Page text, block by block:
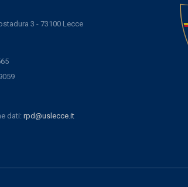
3 - 73100 Lecce
dati: rpd@uslecce.it